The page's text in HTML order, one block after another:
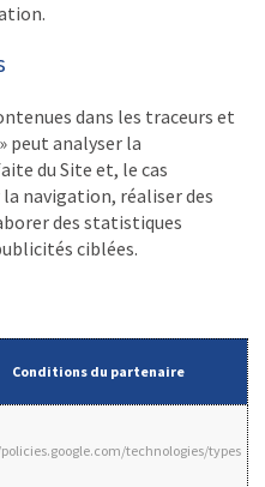
dans les traceurs et
peut analyser la
du Site et, le cas
navigation, réaliser des
des statistiques
ciblées.
Conditions du partenaire
technologies/types